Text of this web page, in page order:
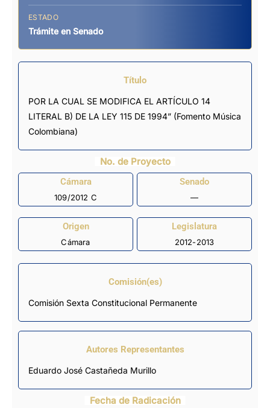
ESTADO
Trámite en Senado
Título
POR LA CUAL SE MODIFICA EL ARTÍCULO 14
LITERAL B) DE LA LEY 115 DE 1994” (Fomento Música
Colombiana)
No. de Proyecto
Cámara
109/2012 C
Senado
—
Origen
Cámara
Legislatura
2012-2013
Comisión(es)
Comisión Sexta Constitucional Permanente
Autores Representantes
Eduardo José Castañeda Murillo
Fecha de Radicación